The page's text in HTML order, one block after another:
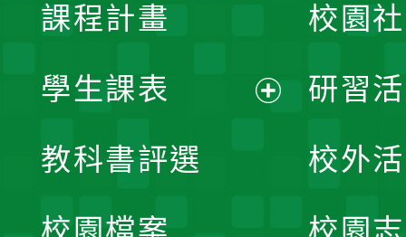
課程計畫
學生課表
教科書評選
校園檔案
校園
研習
校外
校園